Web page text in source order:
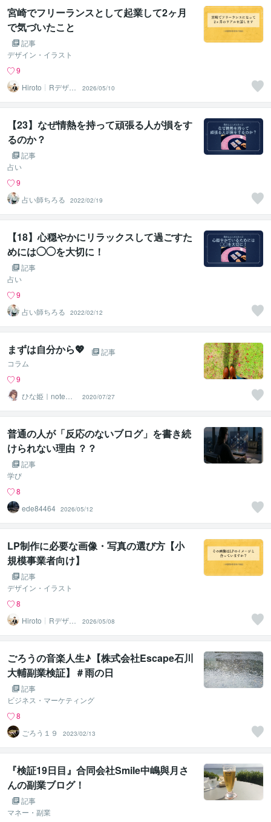
宮崎でフリーランスとして起業して2ヶ月
で気づいたこと
記事
デザイン・イラスト
9
Hiroto┊Rデザイ
ンスタジオ
2026/05/10
【23】なぜ情熱を持って頑張る人が損をす
るのか？
記事
占い
9
占い師ちろる
2022/02/19
【18】心穏やかにリラックスして過ごすた
めには◯◯を大切に！
記事
占い
9
占い師ちろる
2022/02/12
まずは自分から💖
記事
コラム
9
ひな姫｜note大
学運営｜収益化
運用支援
2020/07/27
普通の人が「反応のないブログ」を書き続
けられない理由 ？？
記事
学び
8
ede84464 2026/05/12
LP制作に必要な画像・写真の選び方【小
規模事業者向け】
記事
デザイン・イラスト
8
Hiroto┊Rデザイ
ンスタジオ
2026/05/08
ごろうの音楽人生♪【株式会社Escape石川
大輔副業検証】＃雨の日
記事
ビジネス・マーケティング
8
ごろう１９
2023/02/13
『検証19日目』合同会社Smile中嶋與月さ
んの副業ブログ！
記事
マネー・副業